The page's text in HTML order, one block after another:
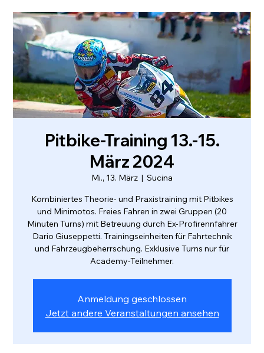
Pitbike-Training 13.-15.
März 2024
Mi., 13. März
  |
Sucina
Kombiniertes Theorie- und Praxistraining mit Pitbikes
und Minimotos. Freies Fahren in zwei Gruppen (20
Minuten Turns) mit Betreuung durch Ex-Profirennfahrer
Dario Giuseppetti. Trainingseinheiten für Fahrtechnik
und Fahrzeugbeherrschung. Exklusive Turns nur für
Academy-Teilnehmer.
Anmeldung geschlossen
Jetzt andere Veranstaltungen ansehen